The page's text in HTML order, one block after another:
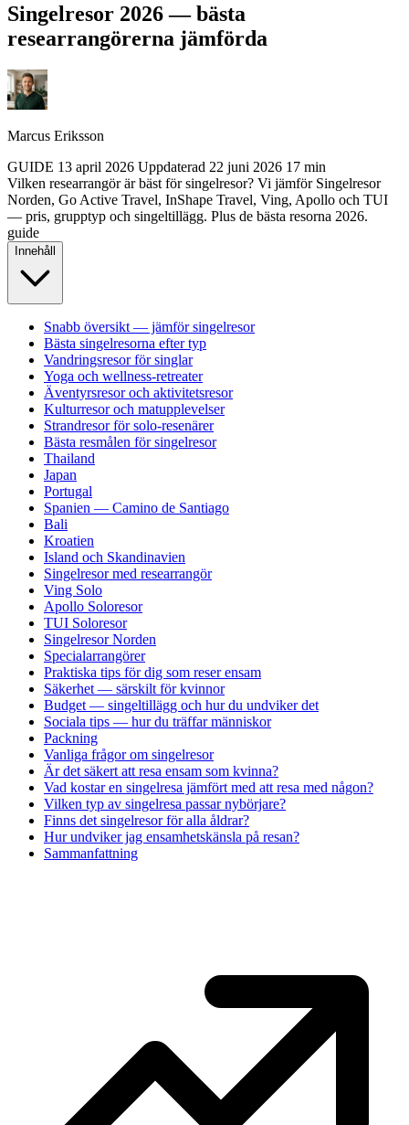
Singelresor 2026 — bästa
researrangörerna jämförda
Marcus Eriksson
GUIDE 13 april 2026 Uppdaterad 22 juni 2026 17 min
Vilken researrangör är bäst för singelresor? Vi jämför Singelresor
Norden, Go Active Travel, InShape Travel, Ving, Apollo och TUI
— pris, grupptyp och singeltillägg. Plus de bästa resorna 2026.
guide
Innehåll
Snabb översikt — jämför singelresor
Bästa singelresorna efter typ
Vandringsresor för singlar
Yoga och wellness-retreater
Äventyrsresor och aktivitetsresor
Kulturresor och matupplevelser
Strandresor för solo-resenärer
Bästa resmålen för singelresor
Thailand
Japan
Portugal
Spanien — Camino de Santiago
Bali
Kroatien
Island och Skandinavien
Singelresor med researrangör
Ving Solo
Apollo Soloresor
TUI Soloresor
Singelresor Norden
Specialarrangörer
Praktiska tips för dig som reser ensam
Säkerhet — särskilt för kvinnor
Budget — singeltillägg och hur du undviker det
Sociala tips — hur du träffar människor
Packning
Vanliga frågor om singelresor
Är det säkert att resa ensam som kvinna?
Vad kostar en singelresa jämfört med att resa med någon?
Vilken typ av singelresa passar nybörjare?
Finns det singelresor för alla åldrar?
Hur undviker jag ensamhetskänsla på resan?
Sammanfattning